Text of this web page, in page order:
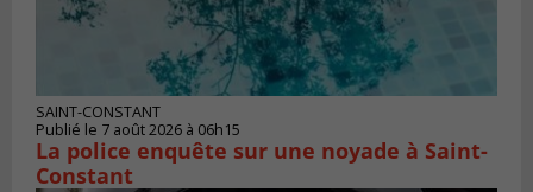
SAINT-CONSTANT
Publié le 7 août 2026 à 06h15
La police enquête sur une noyade à Saint-
Constant